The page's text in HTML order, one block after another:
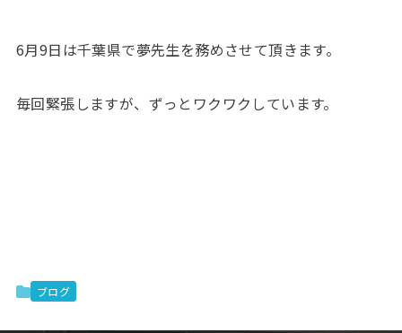
6月9日は千葉県で夢先生を務めさせて頂きます。
毎回緊張しますが、ずっとワクワクしています。
ブログ